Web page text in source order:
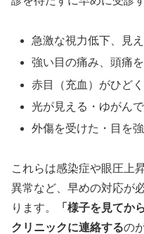
急激な視力低下、見
強い目の痛み、頭痛
赤目（充血）がひど
光が見える・ゆがん
外傷を受けた・目を
これらは感染症や眼圧上
異常など、早めの対応が
ります。
「様子を見てか
クリニックに連絡するの